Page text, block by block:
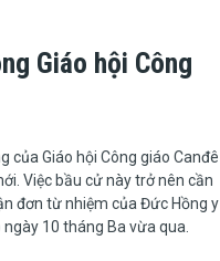
Giáo hội Công
của Giáo hội Công giáo Canđê
Việc bầu cử này trở nên cần
đơn từ nhiệm của Đức Hồng y
10 tháng Ba vừa qua.